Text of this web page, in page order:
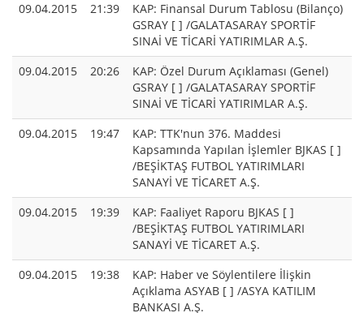
09.04.2015
21:39
KAP: Finansal Durum Tablosu (Bilanço)
GSRAY [ ] /GALATASARAY SPORTİF
SINAİ VE TİCARİ YATIRIMLAR A.Ş.
09.04.2015
20:26
KAP: Özel Durum Açıklaması (Genel)
GSRAY [ ] /GALATASARAY SPORTİF
SINAİ VE TİCARİ YATIRIMLAR A.Ş.
09.04.2015
19:47
KAP: TTK'nun 376. Maddesi
Kapsamında Yapılan İşlemler BJKAS [ ]
/BEŞİKTAŞ FUTBOL YATIRIMLARI
SANAYİ VE TİCARET A.Ş.
09.04.2015
19:39
KAP: Faaliyet Raporu BJKAS [ ]
/BEŞİKTAŞ FUTBOL YATIRIMLARI
SANAYİ VE TİCARET A.Ş.
09.04.2015
19:38
KAP: Haber ve Söylentilere İlişkin
Açıklama ASYAB [ ] /ASYA KATILIM
BANKASI A.Ş.